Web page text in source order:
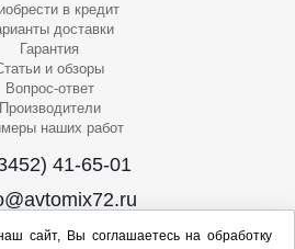
в кредит
доставки
Гарантия
и обзоры
Вопрос-ответ
Производители
наших работ
41-65-01
ул. 50 лет Октября, 120
сайт, Вы соглашаетесь на обработку